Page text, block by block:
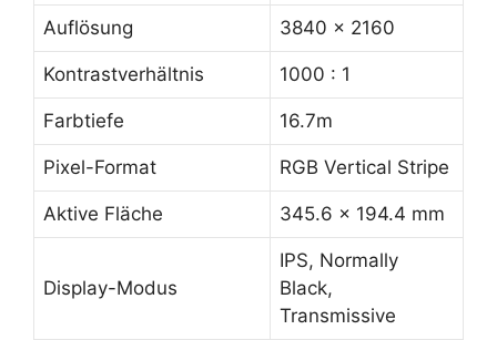
Auflösung 3840 x 2160
Kontrastverhältnis 1000 : 1
Farbtiefe 16.7m
Pixel-Format RGB Vertical Stripe
Aktive Fläche 345.6 x 194.4 mm
Display-Modus
IPS, Normally
Black,
Transmissive